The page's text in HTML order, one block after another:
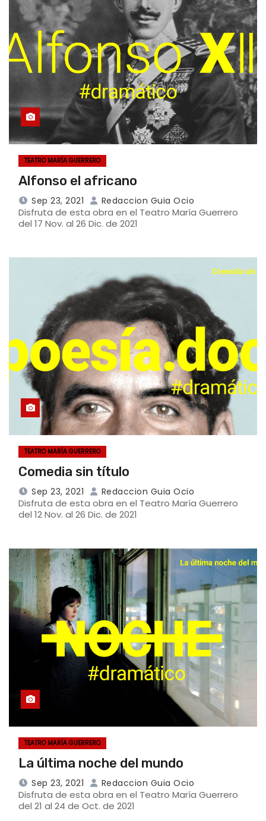
TEATRO MARÍA GUERRERO
Alfonso el africano
Sep 23, 2021 Redaccion Guia Ocio
Disfruta de esta obra en el Teatro María Guerrero
del 17 Nov. al 26 Dic. de 2021
TEATRO MARÍA GUERRERO
Comedia sin título
Sep 23, 2021 Redaccion Guia Ocio
Disfruta de esta obra en el Teatro María Guerrero
del 12 Nov. al 26 Dic. de 2021
TEATRO MARÍA GUERRERO
La última noche del mundo
Sep 23, 2021 Redaccion Guia Ocio
Disfruta de esta obra en el Teatro María Guerrero
del 21 al 24 de Oct. de 2021